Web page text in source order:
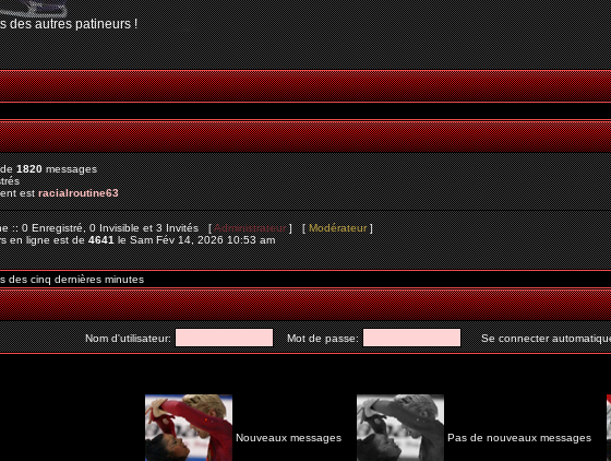
des autres patineurs !
de1820messages
estracialroutine63
:: 0 Enregistré, 0 Invisible et 3 Invités [Administrateur] [Modérateur]
en ligne est de4641le Sam Fév 14, 2026 10:53 am
des cinq dernières minutes
Nom d'utilisateur: Mot de passe: Se connecter
Nouveaux messages Pas de nouveaux messages